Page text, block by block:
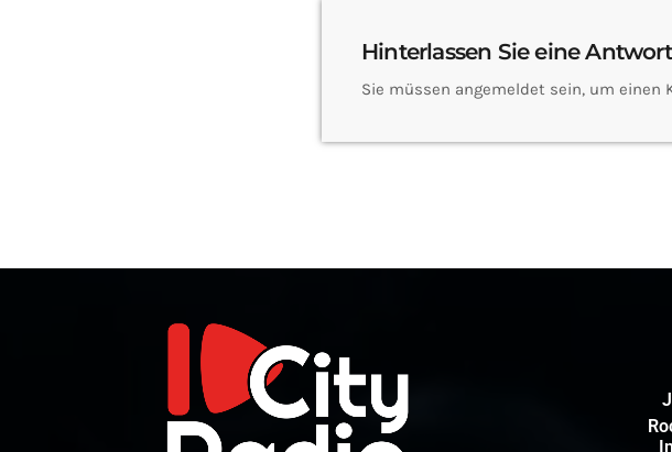
Hinterlassen Sie eine Antwort
Sie müssen angemeldet sein, um einen